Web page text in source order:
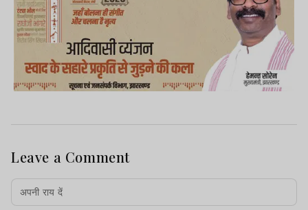
Leave a Comment